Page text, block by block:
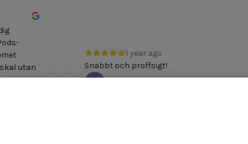
1 year ago
Snabbt och proffsigt!
skal utan